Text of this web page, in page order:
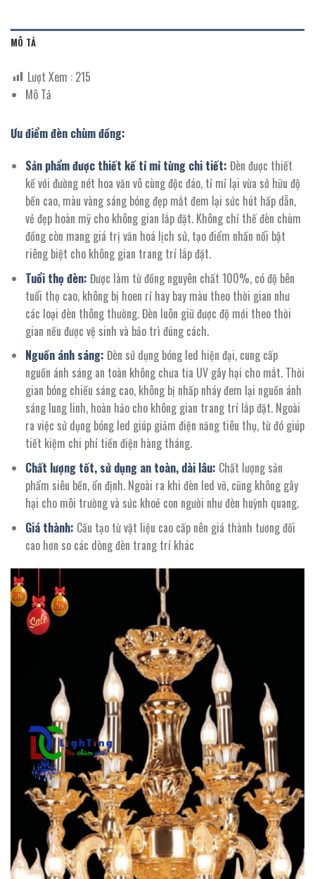
MÔ TẢ
Lượt Xem : 215
Mô Tả
Ưu điểm đèn chùm đồng:
Sản phẩm được thiết kế tỉ mỉ từng chi tiết: Đèn được thiết
kế với đường nét hoa văn vô cùng độc đáo, tỉ mỉ lại vừa sở hữu độ
bền cao, màu vàng sáng bóng đẹp mắt đem lại sức hút hấp dẫn,
vẻ đẹp hoàn mỹ cho không gian lắp đặt. Không chỉ thế đèn chùm
đồng còn mang giá trị văn hoá lịch sử, tạo điểm nhấn nổi bật
riêng biệt cho không gian trang trí lắp đặt.
Tuổi thọ đèn: Được làm từ đồng nguyên chất 100%, có độ bên
tuổi thọ cao, không bị hoen rỉ hay bay màu theo thời gian như
các loại đèn thông thường. Đèn luôn giữ được độ mới theo thời
gian nếu được vệ sinh và bảo trì đúng cách.
Nguồn ánh sáng: Đèn sử dụng bóng led hiện đại, cung cấp
nguồn ánh sáng an toàn không chưa tia UV gây hại cho mắt. Thời
gian bóng chiếu sáng cao, không bị nhấp nháy đem lại nguồn ánh
sáng lung linh, hoàn hảo cho không gian trang trí lắp đặt. Ngoài
ra việc sử dụng bóng led giúp giảm điện năng tiêu thụ, từ đó giúp
tiết kiệm chi phí tiền điện hàng tháng.
Chất lượng tốt, sử dụng an toàn, dài lâu: Chất lượng sản
phẩm siêu bền, ổn định. Ngoài ra khi đèn led vỡ, cũng không gây
hại cho môi trường và sức khoẻ con người như đèn huỳnh quang.
Giá thành: Cấu tạo từ vật liệu cao cấp nên giá thành tương đối
cao hơn so các dòng đèn trang trí khác